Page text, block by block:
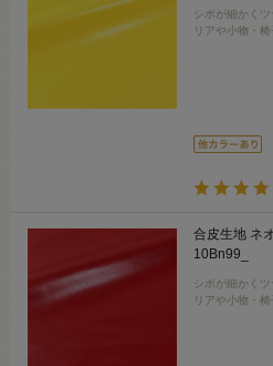
シボが細かく
リアや小物・
合皮生地 ネ
10Bn99_
シボが細かく
リアや小物・